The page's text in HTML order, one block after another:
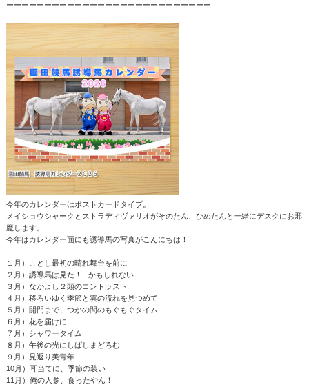
ーーーーーーーーーーーーーーーーーーーーーーーーーーー
今年のカレンダーはポストカードタイプ。
メイショウシャークとストラディヴァリオがそのたん、ひめたんと一緒にデスクにお邪
魔します。
今年はカレンダー面にも誘導馬の写真がこんにちは！
１月）ことし最初の晴れ舞台を前に
２月）誘導馬は見た！...かもしれない
３月）なかよし２頭のコントラスト
４月）移ろいゆく季節と雲の流れを見つめて
５月）開門まで、つかの間のもぐもぐタイム
６月）花を届けに
７月）シャワータイム
８月）午後の光にしばしまどろむ
９月）見返り美青年
10月）耳当てに、季節の装い
11月）俺の人参、食ったやん！